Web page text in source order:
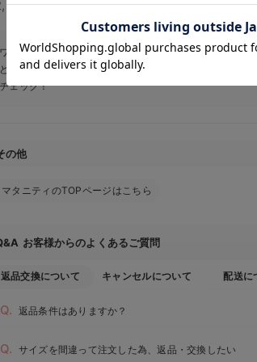
(税込)
ワコールならエンジェリーベ公式オンラインショップ。
ど、おしゃれで可愛いワコールの定番アイテムから最新
チェック！
の他
マタニティのTOPページはこちら
お客様からのよくあるご質問
返品交換について キャンセルについて 配送に
返品条件はありますか？
サイズを間違って注文した為、返品・交換したい
お気に入り商品を確認する